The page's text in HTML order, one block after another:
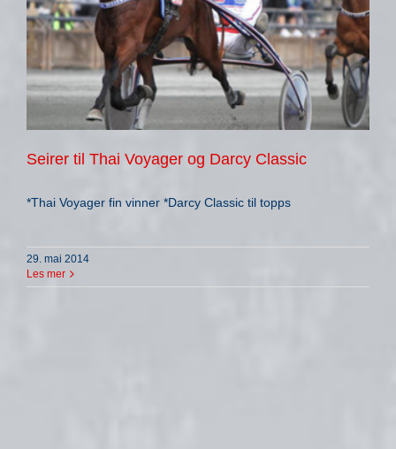
Seirer til Thai Voyager og Darcy Classic
*Thai Voyager fin vinner *Darcy Classic til topps
29. mai 2014
Les mer